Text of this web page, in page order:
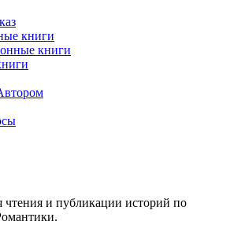
книги
книги
чтения и публикации историй по